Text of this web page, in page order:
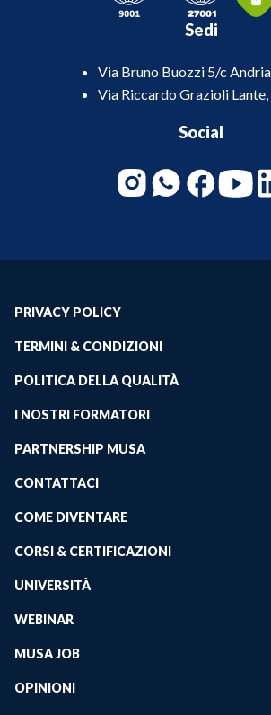
Sedi
Via Bruno Buozzi 5/c Andria
Via Riccardo Grazioli Lante,
Social
PRIVACY POLICY
TERMINI & CONDIZIONI
POLITICA DELLA QUALITÀ
I NOSTRI FORMATORI
PARTNERSHIP MUSA
CONTATTACI
COME DIVENTARE
CORSI & CERTIFICAZIONI
UNIVERSITÀ
WEBINAR
MUSA JOB
OPINIONI